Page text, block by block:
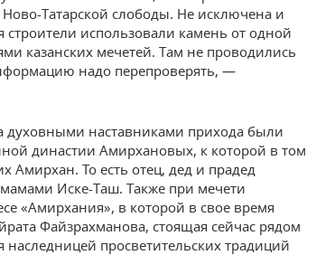
Татарской слободы. Не исключена и
строители использовали камень от одной
казанских мечетей. Там не проводились
надо перепроверять, —
духовными наставниками прихода были
династии Амирхановых, к которой в том
Амирхан. То есть отец, дед и прадед
Иске-Таш. Также при мечети
«Амирхания», в которой в свое время
Файзрахманова, стоящая сейчас рядом
наследницей просветительских традиций